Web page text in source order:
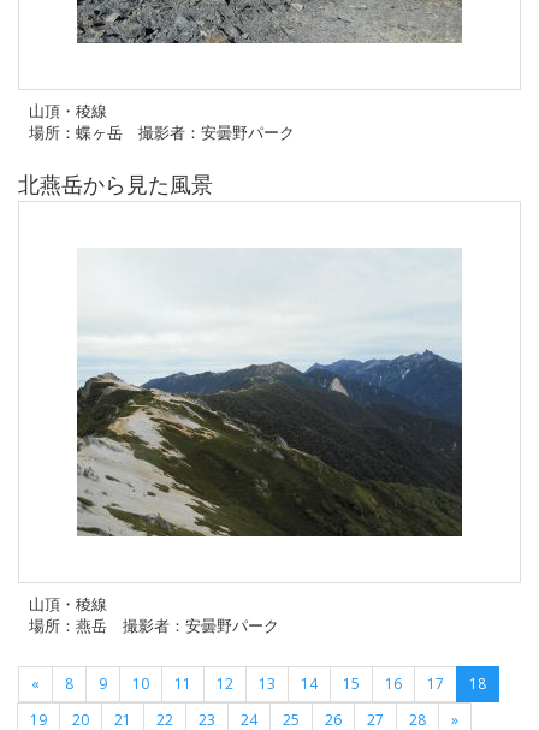
山頂・稜線
場所：蝶ヶ岳 撮影者：安曇野パーク
北燕岳から見た風景
山頂・稜線
場所：燕岳 撮影者：安曇野パーク
« 8 9 10 11 12 13 14 15 16 17
18
19
20 21 22 23 24 25 26 27 28 »